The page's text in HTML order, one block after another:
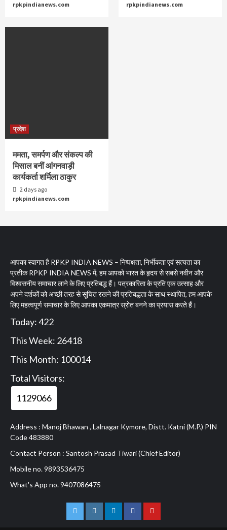
rpkpindianews.com
rpkpindianews.com
प्रदेश
ममता, समर्पण और संकल्प की
मिसाल बनीं आंगनवाड़ी
कार्यकर्ता शर्मिला ठाकुर
2 days ago
rpkpindianews.com
आपका स्वागत है RPKP INDIA NEWS – निष्पक्षता, निर्भीकता एवं सत्यता का
प्रतीक RPKP INDIA NEWS में, हम आपको भारत के हृदय से सबसे नवीन और
विश्वसनीय समाचार लाने के लिए प्रतिबद्ध हैं। पत्रकारिता के प्रति एक उत्साह और
अपने दर्शकों को अच्छी तरह से सूचित रखने की प्रतिबद्धता के साथ स्थापित, हम आपके
लिए महत्वपूर्ण समाचार के लिए आपका एकमात्र स्रोत बनने का प्रयास करते हैं।
Today: 422
This Week: 26418
This Month: 100014
Total Visitors:
1129066
Address : Manoj Bhawan , Lalnagar Kymore, Distt. Katni (M.P.) PIN
Code 483880
Contact Person : Santosh Prasad Tiwari (Chief Editor)
Mobile no. 9893536475
What's App no. 9407086475
TwitterInstagramLinkedlnFacebookYoutube